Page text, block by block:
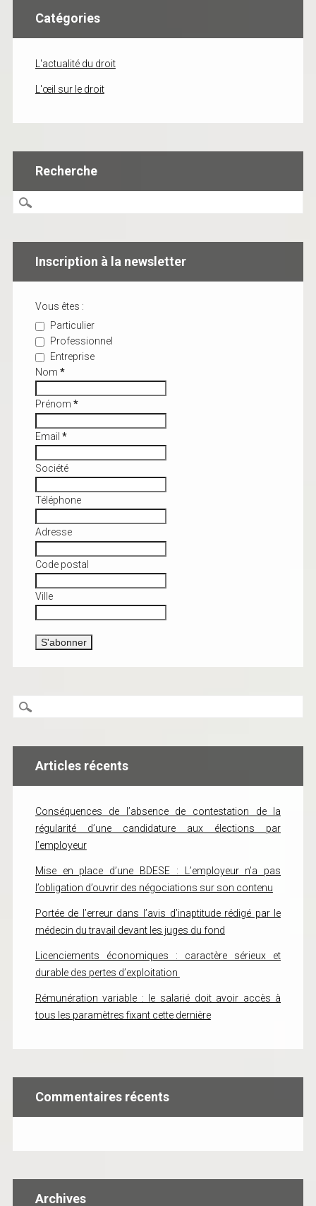
Catégories
L'actualité du droit
L'œil sur le droit
Recherche
Inscription à la newsletter
Vous êtes :
Particulier
Professionnel
Entreprise
Nom *
Prénom *
Email *
Société
Téléphone
Adresse
Code postal
Ville
Articles récents
Conséquences de l’absence de contestation de la
régularité d’une candidature aux élections par
l’employeur
Mise en place d’une BDESE : L’employeur n’a pas
l’obligation d’ouvrir des négociations sur son contenu
Portée de l’erreur dans l’avis d’inaptitude rédigé par le
médecin du travail devant les juges du fond
Licenciements économiques : caractère sérieux et
durable des pertes d’exploitation
Rémunération variable : le salarié doit avoir accès à
tous les paramètres fixant cette dernière
Commentaires récents
Archives